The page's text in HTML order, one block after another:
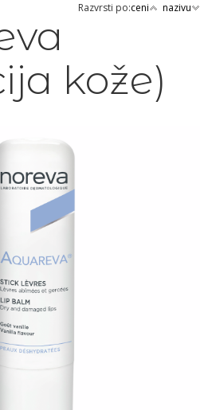
Razvrsti po:ceni nazivu
kože)